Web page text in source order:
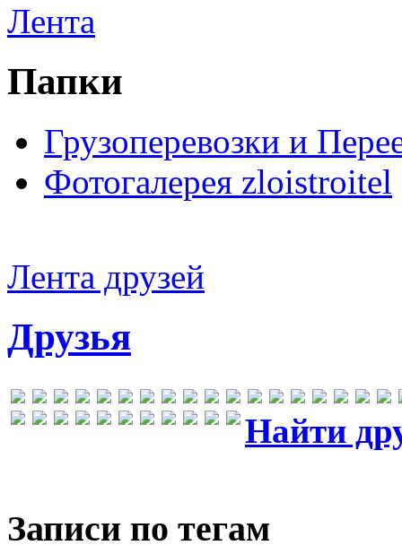
Лента
Папки
Грузоперевозки и
Фотогалерея zloistroitel
Лента друзей
Друзья
Найти
Записи по тегам